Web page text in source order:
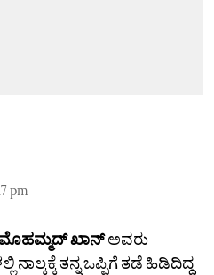
pm
ಖಾನ್ಅವರು
ತನ್ನ ಒಪ್ಪಿಗೆ ತಡೆ ಹಿಡಿದಿದ್ದ